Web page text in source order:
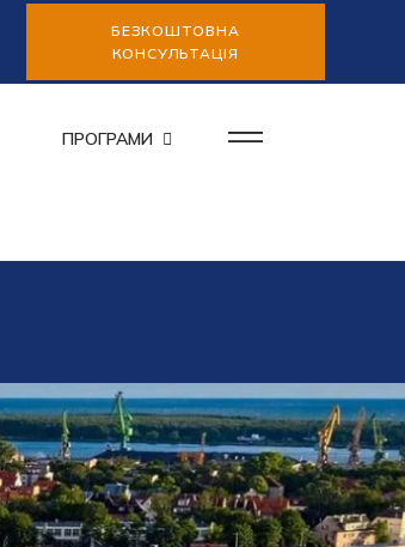
БЕЗКОШТОВНА
КОНСУЛЬТАЦІЯ
ПРОГРАМИ